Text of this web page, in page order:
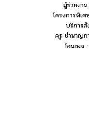
ผู้ช่วยงา
โครงการพิเศ
บริการ
ครู ชำนาญก
โฮมเพจ